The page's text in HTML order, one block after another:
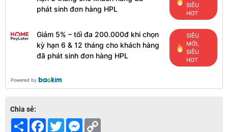
phát sinh đơn hàng HPL
SIÊU
HOT
Giảm 5% – tối đa 200.000đ khi chọn
kỳ hạn 6 & 12 tháng cho khách hàng
đã phát sinh đơn hàng HPL
SIÊU
MỚI,
SIÊU
HOT
Powered by
Chia sẻ:
Share Facebook
TwitterMessenger